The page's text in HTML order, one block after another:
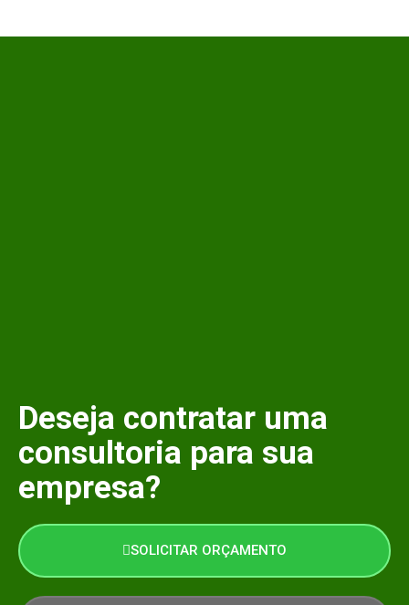
Deseja contratar uma
consultoria para sua
empresa?
SOLICITAR ORÇAMENTO